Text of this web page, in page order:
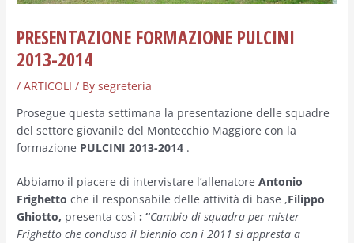
PRESENTAZIONE FORMAZIONE PULCINI
2013-2014
/ARTICOLI / Bysegreteria
Prosegue questa settimana la presentazione delle squadre
del settore giovanile del Montecchio Maggiore con la
formazione PULCINI 2013-2014 .
Abbiamo il piacere di intervistare l’allenatoreAntonio
Frighettoche il responsabile delle attività di base ,Filippo
Ghiotto, presenta così : “Cambio di squadra per mister
Frighetto che concluso il biennio con i 2011 si appresta a